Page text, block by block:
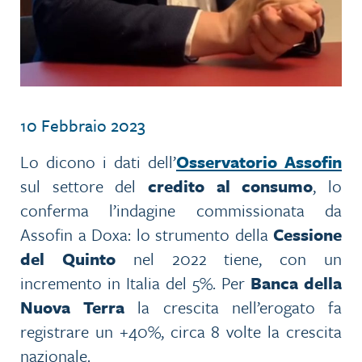
10 Febbraio 2023
Lo dicono i dati dell’Osservatorio Assofin
sul settore del credito al consumo, lo
conferma l’indagine commissionata da
Assofin a Doxa: lo strumento della Cessione
del Quintonel 2022 tiene, con un
incremento in Italia del 5%. Per Banca della
Nuova Terra la crescita nell’erogato fa
registrare un +40%, circa 8 volte la crescita
nazionale.